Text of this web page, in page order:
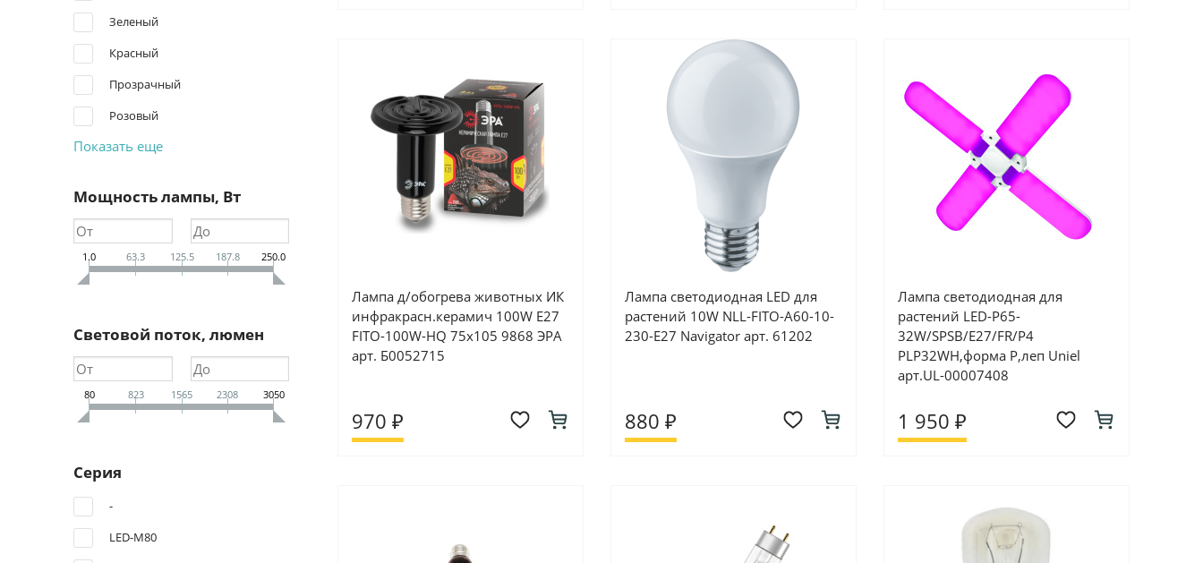
Зеленый
Красный
Прозрачный
Розовый
Показать еще
Мощность лампы, Вт
1.0 63.3 125.5 187.8 250.0
Световой поток, люмен
80 823 1565 2308 3050
Серия
-
LED-M80
Лампа д/обогрева животных ИК
инфракрасн.керамич 100W E27
FITO-100W-HQ 75х105 9868 ЭРА
арт. Б0052715
970 ₽
Лампа светодиодная LED для
растений 10W NLL-FITO-A60-10-
230-Е27 Navigator арт. 61202
880 ₽
Лампа светодиодная для
растений LED-P65-
32W/SPSB/E27/FR/P4
PLP32WH,форма P,леп Uniel
арт.UL-00007408
1 950 ₽